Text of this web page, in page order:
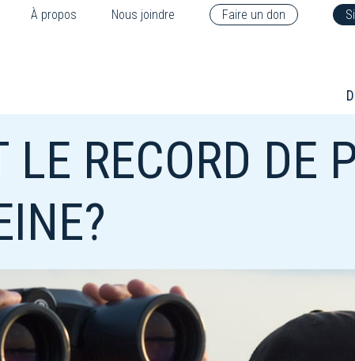
À propos Nous joindre Faire un don
LE RECORD DE